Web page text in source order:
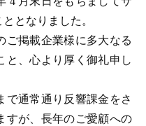
となりました。
ご掲載企業様に多大なる
と、心より厚く御礼申し
で通常通り反響課金をさ
すが、長年のご愛顧への